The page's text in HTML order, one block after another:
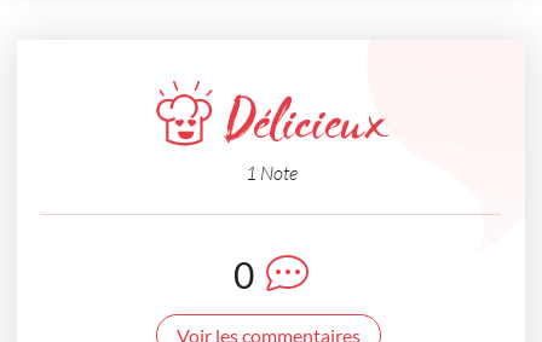
Délicieux
1 Note
0
Voir les commentaires